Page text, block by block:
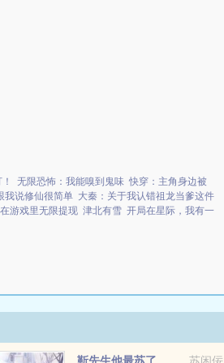
无限恐怖：我能嗅到鬼味 快穿：主角身边被
我说修仙很简单 大秦：关于我认错祖龙当爹这件
游戏里无限提现 津北有雪 开局在星际，我有一